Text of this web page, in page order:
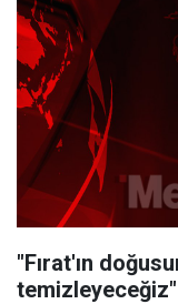
"Fırat'ın
temizleyeceğiz"